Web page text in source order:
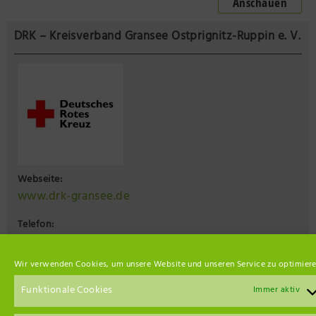
Wir verwenden Cookies, um unsere Website und unseren Service zu
Funktionale Cookies Immer aktiv
DRK – Kreisverband Gransee Ostprignitz-Ruppin e. V.
Webseite:
www.drk-gransee.de
Telefon:
Fax:
03306 79 69 29